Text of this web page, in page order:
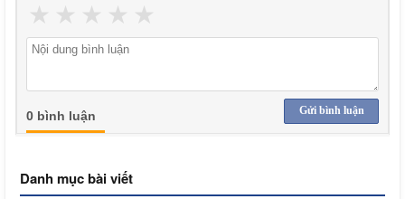
★
★
★
★
★
Gửi bình luận
0 bình luận
Danh mục bài viết